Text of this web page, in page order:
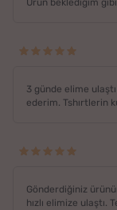
Ürün beklediğim
3 günde elime
ederim. Tshırtlerin
Gönderdiğiniz
hızlı elimize ulaştı.